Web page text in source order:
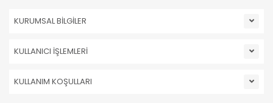
KURUMSAL BİLGİLER
KULLANICI İŞLEMLERİ
KULLANIM KOŞULLARI